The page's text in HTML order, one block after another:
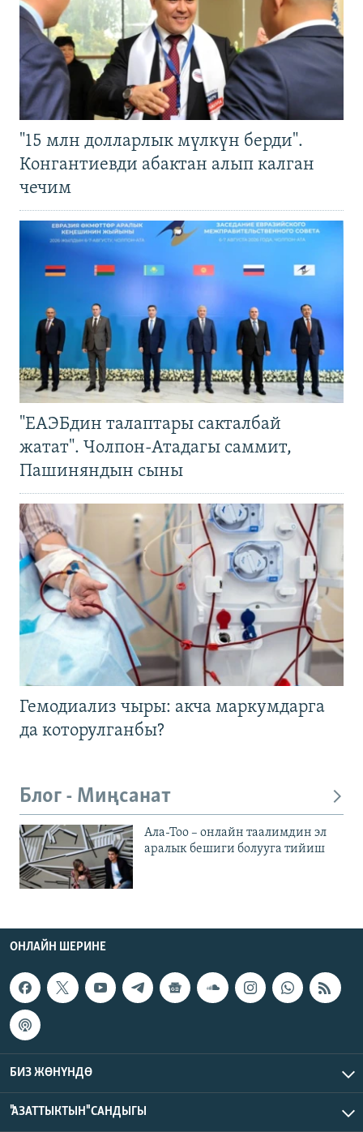
"15 млн долларлык мүлкүн берди".
Конгантиевди абактан алып калган
чечим
"ЕАЭБдин талаптары сакталбай
жатат". Чолпон-Атадагы саммит,
Пашиняндын сыны
Гемодиализ чыры: акча маркумдарга
да которулганбы?
Блог - Миңсанат
Ала-Тоо – онлайн таалимдин эл
аралык бешиги болууга тийиш
ОНЛАЙН ШЕРИНЕ
БИЗ ЖӨНҮНДӨ
"АЗАТТЫКТЫН" САНДЫГЫ